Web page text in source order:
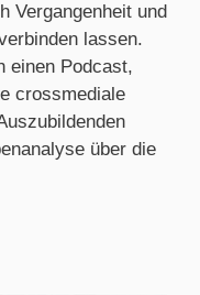
Vergangenheit und
lassen.
einen Podcast,
crossmediale
über die